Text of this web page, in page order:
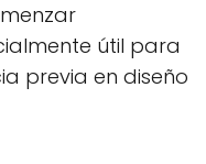
útil para
previa en diseño